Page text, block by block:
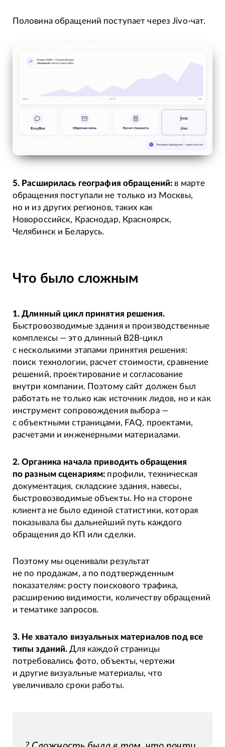
Половина обращений поступает через Jivo-чат.
5. Расширилась география обращений: в марте
обращения поступали не только из Москвы,
но и из других регионов, таких как
Новороссийск, Краснодар, Красноярск,
Челябинск и Беларусь.
Что было сложным
1. Длинный цикл принятия решения.
Быстровозводимые здания и производственные
комплексы — это длинный B2B-цикл
с несколькими этапами принятия решения:
поиск технологии, расчет стоимости, сравнение
решений, проектирование и согласование
внутри компании. Поэтому сайт должен был
работать не только как источник лидов, но и как
инструмент сопровождения выбора —
с объектными страницами, FAQ, проектами,
расчетами и инженерными материалами.
2. Органика начала приводить обращения
по разным сценариям: профили, техническая
документация, складские здания, навесы,
быстровозводимые объекты. Но на стороне
клиента не было единой статистики, которая
показывала бы дальнейший путь каждого
обращения до КП или сделки.
Поэтому мы оценивали результат
не по продажам, а по подтвержденным
показателям: росту поискового трафика,
расширению видимости, количеству обращений
и тематике запросов.
3. Не хватало визуальных материалов под все
типы зданий. Для каждой страницы
потребовались фото, объекты, чертежи
и другие визуальные материалы, что
увеличивало сроки работы.